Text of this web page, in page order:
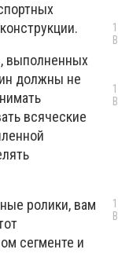
выполненных
должны не
всяческие
ролики, вам
сегменте и